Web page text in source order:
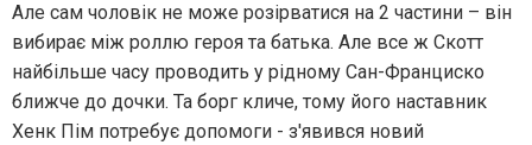
Але сам чоловік не може розірватися на 2 частини – він
вибирає між роллю героя та батька. Але все ж Скотт
найбільше часу проводить у рідному Сан-Франциско
ближче до дочки. Та борг кличе, тому його наставник
Хенк Пім потребує допомоги - з'явився новий